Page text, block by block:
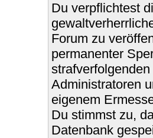
Du verpflichtest
Forum zu
permanenter
Administratoren
eigenem
Du stimmst zu,
Datenbank